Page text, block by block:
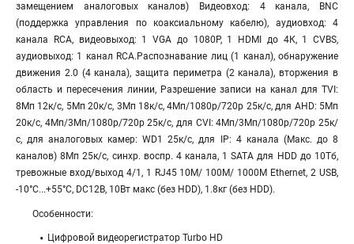
замещением аналоговых каналов) Видеовход: 4 канала, BNC
(поддержка управления по коаксиальному кабелю), аудиовход: 4
канала RCA, видеовыход: 1 VGA до 1080Р, 1 HDMI до 4К, 1 CVBS,
аудиовыход: 1 канал RCA.Распознавание лиц (1 канал), обнаружение
движения 2.0 (4 канала), защита периметра (2 канала), вторжения в
область и пересечения линии, Разрешение записи на канал для TVI:
8Мп 12к/с, 5Мп 20к/с, 3Мп 18к/с, 4Мп/1080p/720p 25к/с, для AHD: 5Мп
20к/с, 4Мп/3Мп/1080p/720p 25к/с, для CVI: 4Мп/3Мп/1080p/720p 25к/
с, для аналоговых камер: WD1 25к/с, для IP: 4 канала (Макс. до 8
каналов) 8Мп 25к/с, синхр. воспр. 4 канала, 1 SATA для HDD до 10Тб,
тревожные вход/выход 4/1, 1 RJ45 10M/ 100M/ 1000М Ethernet, 2 USB,
-10°C...+55°C, DC12В, 10Вт макс (без HDD), 1.8кг (без HDD).
Особенности:
Цифровой видеорегистратор Turbo HD